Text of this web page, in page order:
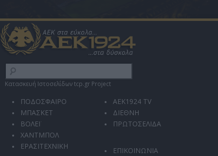
Κατασκευή Ιστοσελίδων tcp.gr Project
ΠΟΔΟΣΦΑΙΡΟ
ΜΠΑΣΚΕΤ
ΒΟΛΕΪ
ΧΑΝΤΜΠΟΛ
ΕΡΑΣΙΤΕΧΝΙΚΗ
AEK1924 TV
ΔΙΕΘΝΗ
ΠΡΩΤΟΣΕΛΙΔΑ
ΕΠΙΚΟΙΝΩΝΙΑ